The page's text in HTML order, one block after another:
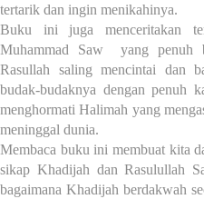
tertarik dan ingin menikahinya.
Buku ini juga menceritakan
Muhammad Saw yang penuh
Rasullah saling mencintai dan
budak-budaknya dengan penuh
menghormati Halimah yang
meninggal dunia.
Membaca buku ini membuat kita
sikap Khadijah dan Rasulullah
bagaimana Khadijah berdakwah